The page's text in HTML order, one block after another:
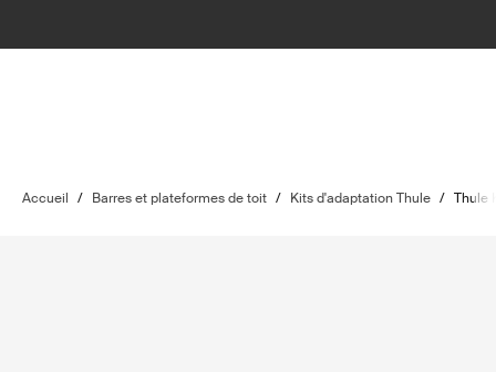
Accueil / Barres et plateformes de toit / Kits d'adaptation Thule / Thule